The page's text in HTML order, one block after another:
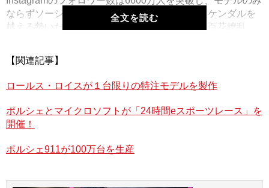
ならずソーシャルスターとしての地位も築いたケンダルを
越える勢いだ。そんなカイリー、クルマも恋も百花繚乱。
まずはポルシェ911 GT3 RS。
全文を読む
【関連記事】
ロールス・ロイスが１台限りの特注モデルを製作
ポルシェとマイクロソフトが「24時間eスポーツレース」を
開催！
ポルシェ911が100万台を生産